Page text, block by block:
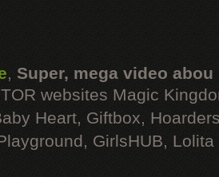
, Super, mega video abou
websites Magic
Heart, Giftbox,
GirlsHUB, Lolita